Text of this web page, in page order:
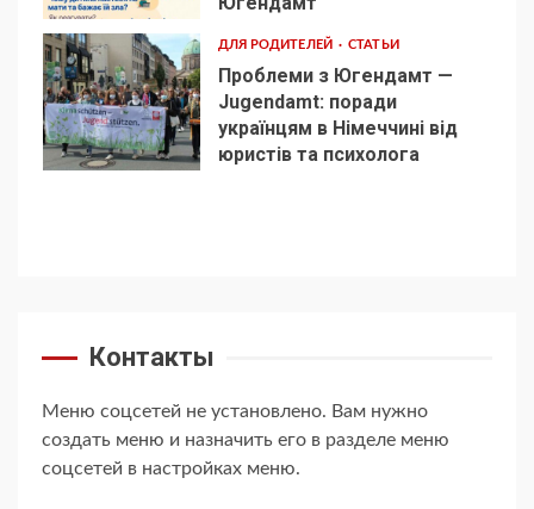
5
ДЛЯ РОДИТЕЛЕЙ СТАТЬИ
Проблеми з Югендамт —
Jugendamt: поради
українцям в Німеччині від
юристів та психолога
Контакты
Меню соцсетей не установлено. Вам нужно
создать меню и назначить его в разделе меню
соцсетей в настройках меню.